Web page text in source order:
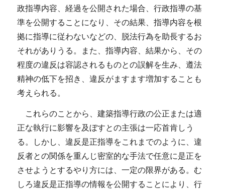
政指導内容、経過を公開された場合、行政指導の基
準を公開することになり、その結果、指導内容を根
拠に指導に従わないなどの、脱法行為を助長するお
それがありうる。また、指導内容、結果から、その
程度の違反は容認されるものとの誤解を生み、遵法
精神の低下を招き、違反がますます増加することも
考えられる。
これらのことから、建築指導行政の公正または適
正な執行に影響を及ぼすとの主張は一応首肯しう
る。しかし、違反是正指導をこれまでのように、違
反者との関係を重んじ密室的な手法で任意に是正を
させようとするやり方には、一定の限界がある。む
しろ違反是正指導の情報を公開することにより、行